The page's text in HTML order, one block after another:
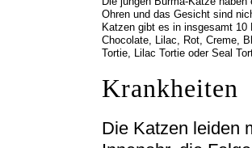
Ohren und das Gesicht sind
Katzen gibt es in insgesamt 10
Chocolate, Lilac, Rot, Creme,
Tortie, Lilac Tortie oder Seal
Krankheiten
Die Katzen leiden